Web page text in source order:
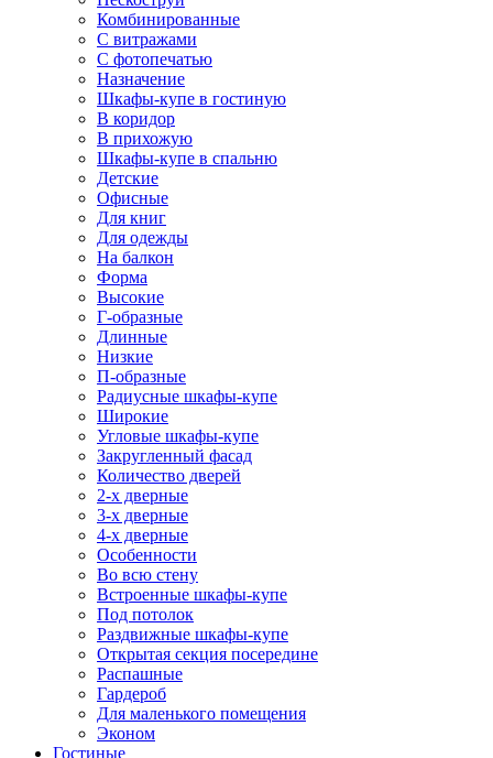
Комбинированные
С витражами
С фотопечатью
Назначение
Шкафы-купе в гостиную
В коридор
В прихожую
Шкафы-купе в спальню
Детские
Офисные
Для книг
Для одежды
На балкон
Форма
Высокие
Г-образные
Длинные
Низкие
П-образные
Радиусные шкафы-купе
Широкие
Угловые шкафы-купе
Закругленный фасад
Количество дверей
2-х дверные
3-х дверные
4-х дверные
Особенности
Во всю стену
Встроенные шкафы-купе
Под потолок
Раздвижные шкафы-купе
Открытая секция посередине
Распашные
Гардероб
Для маленького помещения
Эконом
Гостиные